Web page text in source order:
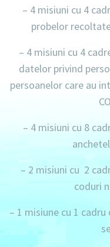
– 4 misiuni cu 4
probelor
– 4 misiuni cu 4
datelor privind
persoanelor care au
– 4 misiuni cu 8
– 2 misiuni cu 2
coduri
– 1 misiunecu 1 cadru